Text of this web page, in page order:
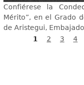
Confiérese la
Mérito”, en el Grado
de Aristegui,
1 2 3 4